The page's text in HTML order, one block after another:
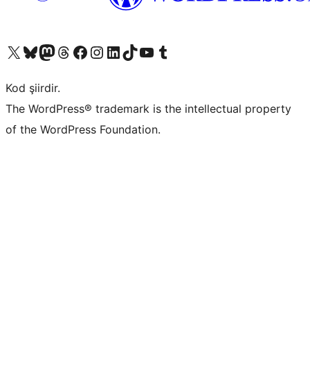
X (eski Twitter) hesabımıza bakın
Bluesky hesabımızı ziyaret edinMastodon hesabımızı ziyaret edinThreads hesabımızı ziyaret edinFacebook sayfamızı ziyaret edinInstagram hesabımızı ziyaret edinLinkedIn hesabımızı ziyaret edinTikTok hesabımızı ziyaret edinYouTube kanalımızı ziyaret edinTumblr hesabımızı ziyaret edin
Kod şiirdir.
The WordPress® trademark is the intellectual property
of the WordPress Foundation.